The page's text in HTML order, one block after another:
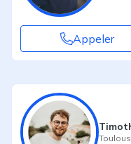
Appeler